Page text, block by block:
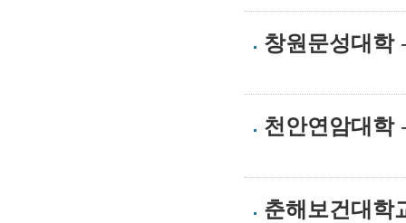
창원문성대학-
천안연암대학-
춘해보건대학